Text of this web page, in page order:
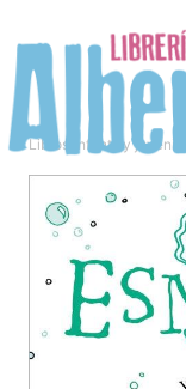
Libros Infantil y juvenil